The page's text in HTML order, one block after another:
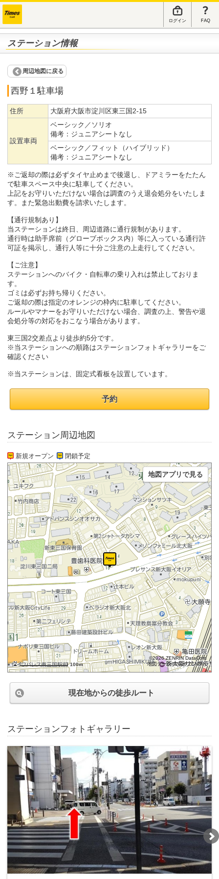
ログイン FAQ
ステーション情報
周辺地図に戻る
西野１駐車場
住所 大阪府大阪市淀川区東三国2-15
設置車両
ベーシック／ソリオ
備考： ジュニアシートなし
ベーシック／フィット（ハイブリッド）
備考： ジュニアシートなし
※ご返却の際は必ずタイヤ止めまで後退し、ドアミラーをたたん
で駐車スペース中央に駐車してください。
上記をお守りいただけない場合は調査のうえ退会処分をいたしま
す。また緊急出動費を請求いたします。
【通行規制あり】
当ステーションは終日、周辺道路に通行規制があります。
通行時は助手席前（グローブボックス内）等に入っている通行許
可証を掲示し、通行人等に十分ご注意の上走行してください。
【ご注意】
ステーションへのバイク・自転車の乗り入れは禁止しておりま
す。
ゴミは必ずお持ち帰りください。
ご返却の際は指定のオレンジの枠内に駐車してください。
ルールやマナーをお守りいただけない場合、調査の上、警告や退
会処分等の対応をおこなう場合があります。
東三国2交差点より徒歩約5分です。
※当ステーションへの順路はステーションフォトギャラリーをご
確認ください
※当ステーションは、固定式看板を設置しています。
予約
ステーション周辺地図
新規オープン 閉鎖予定
100m
©2026 ZENRIN DataCom
地図データ©2026 ZENRIN
地図アプリで見る
現在地からの徒歩ルート
ステーションフォトギャラリー